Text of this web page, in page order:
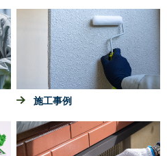
施工事例